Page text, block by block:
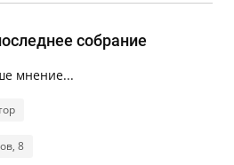
собрание
мнение...
8